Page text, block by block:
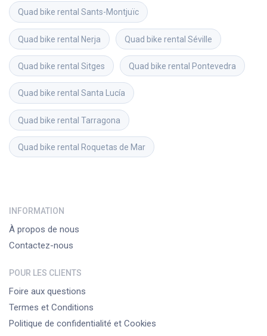
Quad bike rental Sants-Montjuïc
Quad bike rental Nerja Quad bike rental Séville
Quad bike rental Sitges Quad bike rental Pontevedra
Quad bike rental Santa Lucía
Quad bike rental Tarragona
Quad bike rental Roquetas de Mar
INFORMATION
À propos de nous
Contactez-nous
POUR LES CLIENTS
Foire aux questions
Termes et Conditions
Politique de confidentialité et Cookies